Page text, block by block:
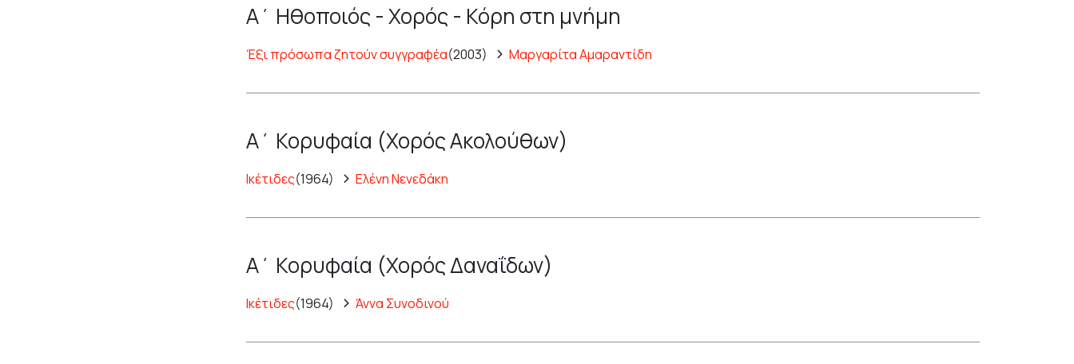
Α΄ Ηθοποιός - Χορός - Κόρη στη μνήμη
Έξι πρόσωπα ζητούν συγγραφέα(2003) Μαργαρίτα Αμαραντίδη
Α΄ Κορυφαία (Χορός Ακολούθων)
Ικέτιδες(1964) Ελένη Νενεδάκη
Α΄ Κορυφαία (Χορός Δαναΐδων)
Ικέτιδες(1964) Άννα Συνοδινού